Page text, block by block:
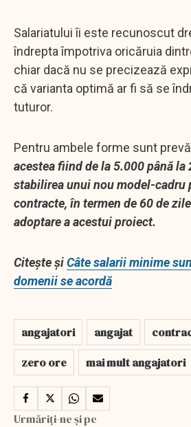
Salariatului îi este recunoscut
îndrepta împotriva oricăruia
chiar dacă nu se precizează
că varianta optimă ar fi să se
tuturor.
Pentru ambele forme sunt
acestea fiind de la 5.000 până la
stabilirea unui nou model-cadru
contracte, în termen de 60 de
adoptare a acestui proiect.
Citește șiCâte salarii minime
domenii se acordă
angajatori angajat
zero ore
mai mult angajatori
Urmăriți-ne și pe